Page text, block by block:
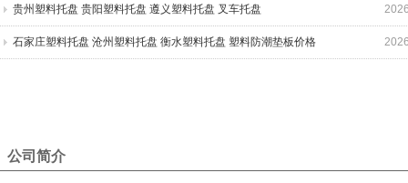
贵州塑料托盘 贵阳塑料托盘 遵义塑料托盘 叉车托盘
石家庄塑料托盘 沧州塑料托盘 衡水塑料托盘 塑料防潮垫板价格
公司简介